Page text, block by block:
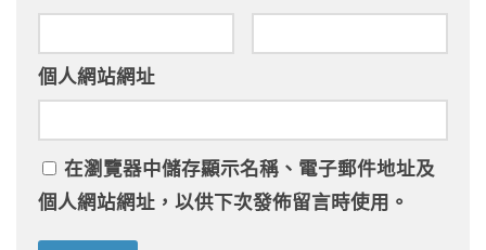
個人網站網址
在瀏覽器中儲存顯示名稱、電子郵件地址及
個人網站網址，以供下次發佈留言時使用。